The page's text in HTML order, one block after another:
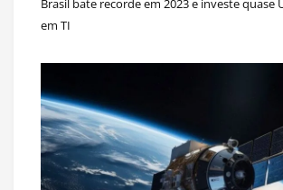
Brasil bate recorde em 2023 e investe quase
em TI